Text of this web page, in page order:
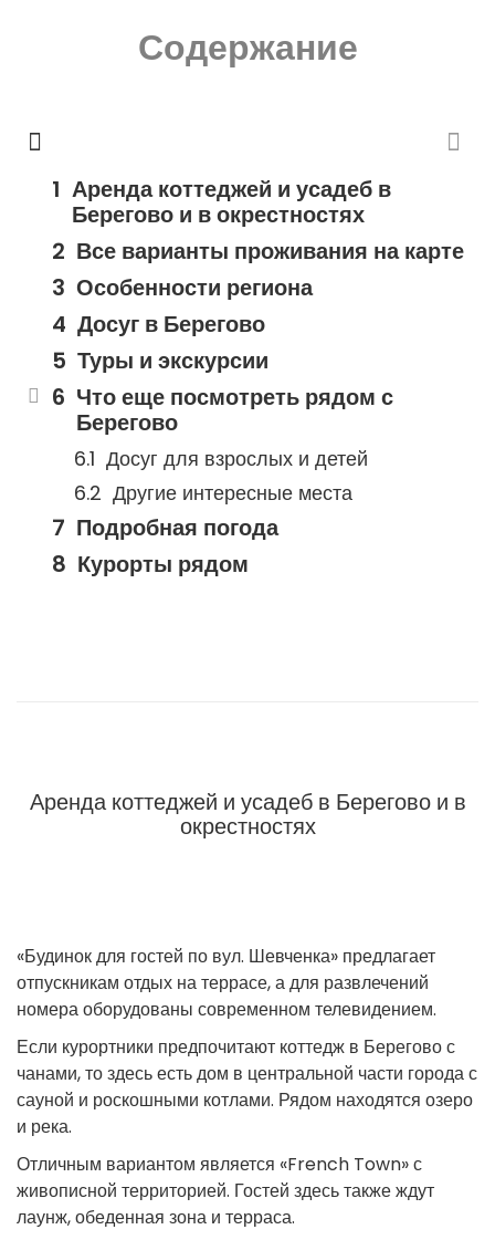
Содержание
Аренда коттеджей и усадеб в
Берегово и в окрестностях
Все варианты проживания на карте
Особенности региона
Досуг в Берегово
Туры и экскурсии
Что еще посмотреть рядом с
Берегово
Досуг для взрослых и детей
Другие интересные места
Подробная погода
Курорты рядом
Аренда коттеджей и усадеб в Берегово и в
окрестностях
«Будинок для гостей по вул. Шевченка» предлагает
отпускникам отдых на террасе, а для развлечений
номера оборудованы современном телевидением.
Если курортники предпочитают коттедж в Берегово с
чанами, то здесь есть дом в центральной части города с
сауной и роскошными котлами. Рядом находятся озеро
и река.
Отличным вариантом является «French Town» с
живописной территорией. Гостей здесь также ждут
лаунж, обеденная зона и терраса.